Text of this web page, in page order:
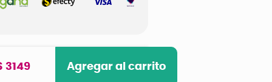
3149 Agregar al carrito